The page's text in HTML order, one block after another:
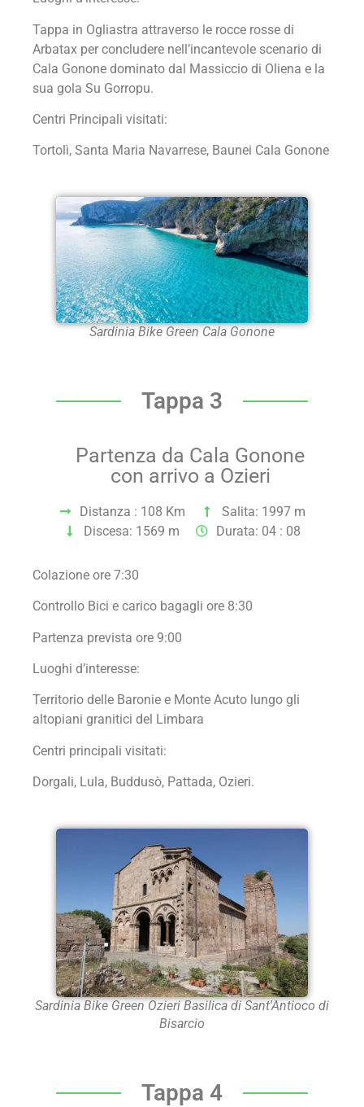
Tappa in Ogliastra attraverso le rocce rosse di
Arbatax per concludere nell’incantevole scenario di
Cala Gonone dominato dal Massiccio di Oliena e la
sua gola Su Gorropu.
Centri Principali visitati:
Tortolì, Santa Maria Navarrese, Baunei Cala Gonone
Sardinia Bike Green Cala Gonone
Tappa 3
Partenza da Cala Gonone
con arrivo a Ozieri
Distanza : 108 Km
Salita: 1997 m
Discesa: 1569 m
Durata: 04 : 08
Colazione ore 7:30
Controllo Bici e carico bagagli ore 8:30
Partenza prevista ore 9:00
Luoghi d’interesse:
Territorio delle Baronie e Monte Acuto lungo gli
altopiani granitici del Limbara
Centri principali visitati:
Dorgali, Lula, Buddusò, Pattada, Ozieri.
Sardinia Bike Green Ozieri Basilica di Sant'Antioco di
Bisarcio
Tappa 4